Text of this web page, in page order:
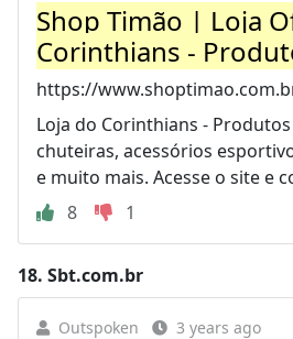
Shop Timão | Loja
Corinthians -
https://
Loja do Corinthians - Produtos
chuteiras, acessórios
e muito mais. Acesse o site e
8
1
18. Sbt.com.br
Outspoken 3 years ago